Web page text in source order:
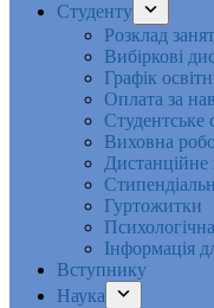
Студенту
Розклад
Вибіркові
Графік
Оплата за
Студентське
Виховна
Дистанційне
Гуртожитки
Інформація
Вступнику
Наука